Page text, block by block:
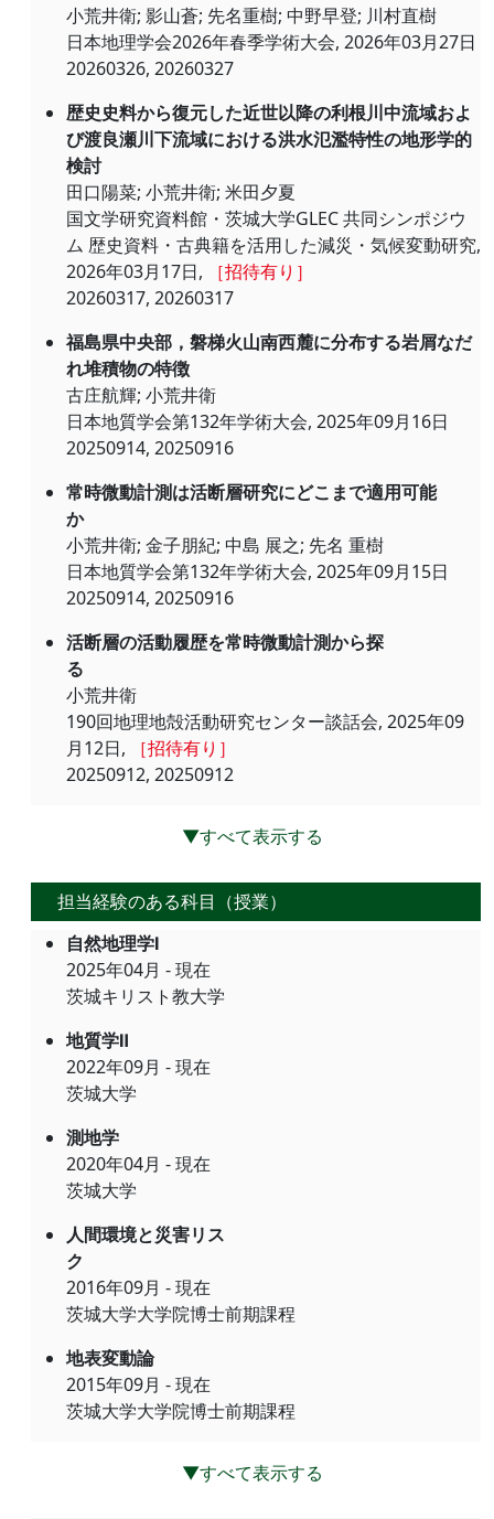
小荒井衛; 影山蒼; 先名重樹; 中野早登; 川村直樹
日本地理学会2026年春季学術大会, 2026年03月27日
20260326, 20260327
歴史史料から復元した近世以降の利根川中流域およ
び渡良瀬川下流域における洪水氾濫特性の地形学的
検討
田口陽菜; 小荒井衛; 米田夕夏
国文学研究資料館・茨城大学GLEC 共同シンポジウ
ム 歴史資料・古典籍を活用した減災・気候変動研究,
2026年03月17日,
［招待有り］
20260317, 20260317
福島県中央部，磐梯火山南西麓に分布する岩屑なだ
れ堆積物の特徴
古庄航輝; 小荒井衛
日本地質学会第132年学術大会, 2025年09月16日
20250914, 20250916
常時微動計測は活断層研究にどこまで適用可能
か
小荒井衛; 金子朋紀; 中島 展之; 先名 重樹
日本地質学会第132年学術大会, 2025年09月15日
20250914, 20250916
活断層の活動履歴を常時微動計測から探
る
小荒井衛
190回地理地殻活動研究センター談話会, 2025年09
月12日,
［招待有り］
20250912, 20250912
▼すべて表示する
担当経験のある科目（授業）
自然地理学Ⅰ
2025年04月 - 現在
茨城キリスト教大学
地質学Ⅱ
2022年09月 - 現在
茨城大学
測地学
2020年04月 - 現在
茨城大学
人間環境と災害リス
ク
2016年09月 - 現在
茨城大学大学院博士前期課程
地表変動論
2015年09月 - 現在
茨城大学大学院博士前期課程
▼すべて表示する